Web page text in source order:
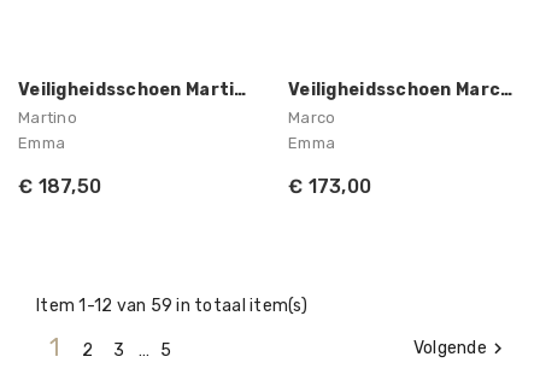
Veiligheidsschoen Martino S3 Heren Emma
Martino
Emma
€ 187,50
Veiligheidsschoen Marco S3 Heren Emma
Marco
Emma
€ 173,00
Item 1-12 van 59 in totaal item(s)
1 2 3 … 5 Volgende 